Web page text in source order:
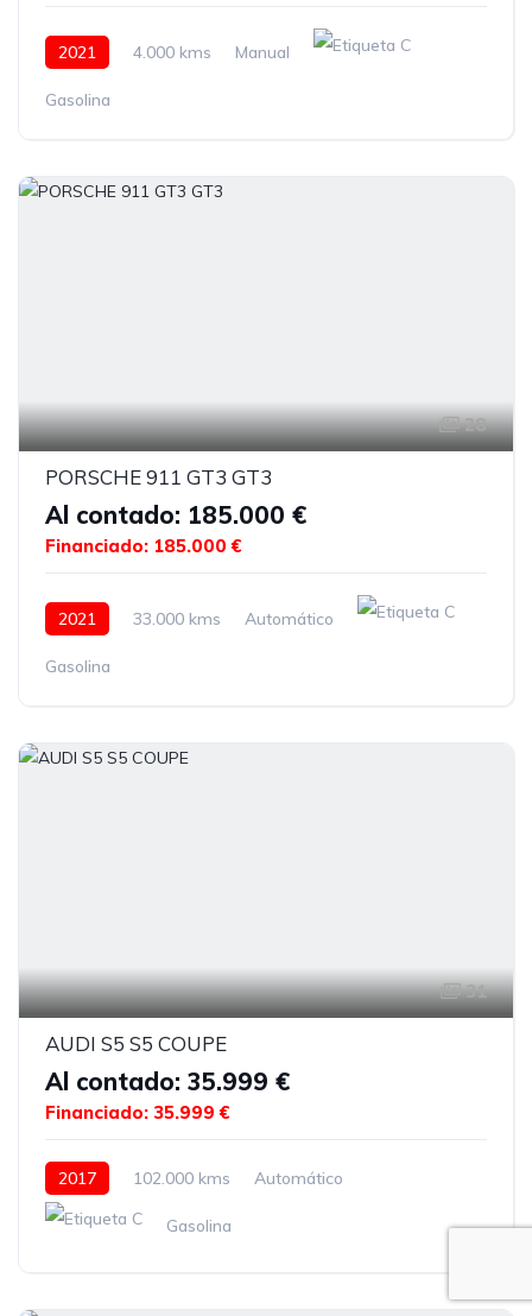
2021 4.000 kms Manual
Gasolina
28
PORSCHE 911 GT3 GT3
Al contado: 185.000 €
Financiado: 185.000 €
2021 33.000 kms Automático
Gasolina
31
AUDI S5 S5 COUPE
Al contado: 35.999 €
Financiado: 35.999 €
2017 102.000 kms Automático
Gasolina